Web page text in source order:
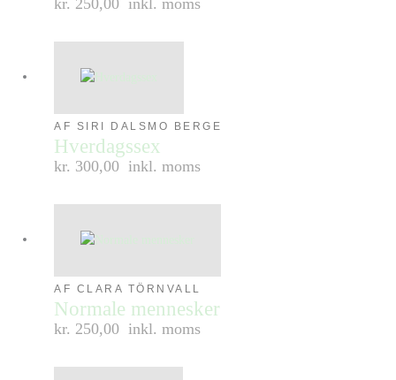
kr. 250,00 inkl. moms
AF SIRI DALSMO BERGE
Hverdagssex
kr. 300,00 inkl. moms
AF CLARA TÖRNVALL
Normale mennesker
kr. 250,00 inkl. moms